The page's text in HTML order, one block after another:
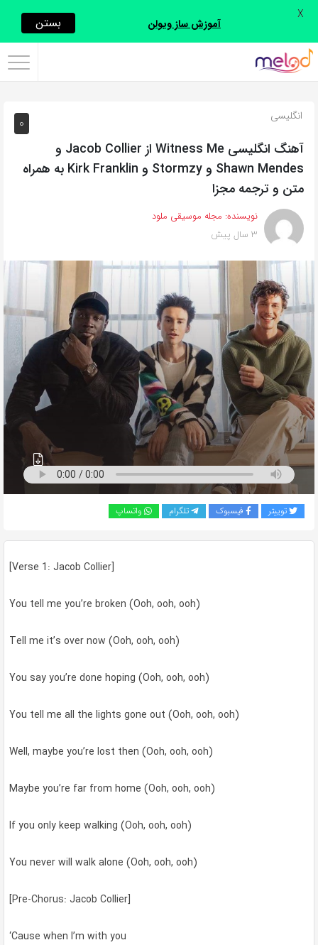
اشتراک
با
روش‌های
زیر
می‌توانید
صفحه
را
با
دوستان
خود
اشتراک
بگذارید.
کپی
لینک
0 انگلیسی
آهنگ انگلیسی Witness Me از Jacob Collier و
Shawn Mendes و Stormzy و Kirk Franklin به همراه
متن و ترجمه مجزا
نویسنده: مجله موسیقی ملود
3 سال پیش
توییتر فیسبوک تلگرام واتساپ
[Verse 1: Jacob Collier]
You tell me you’re broken (Ooh, ooh, ooh)
Tell me it’s over now (Ooh, ooh, ooh)
You say you’re done hoping (Ooh, ooh, ooh)
You tell me all the lights gone out (Ooh, ooh, ooh)
Well, maybe you’re lost then (Ooh, ooh, ooh)
Maybe you’re far from home (Ooh, ooh, ooh)
If you only keep walking (Ooh, ooh, ooh)
You never will walk alone (Ooh, ooh, ooh)
[Pre-Chorus: Jacob Collier]
‘Cause when I’m with you
آموزش ساز ویولن بستن X